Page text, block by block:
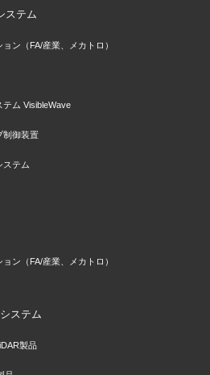
ステム
ン（FA/産業、メカトロ）
ム VisibleWave
御装置
テム
ン（FA/産業、メカトロ）
ステム
製品